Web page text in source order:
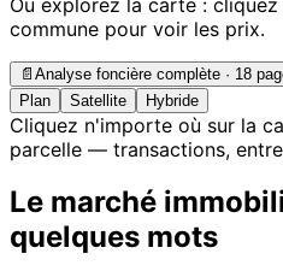
commune pour voir les prix.
📄 Analyse foncière complète · 18
Plan
Satellite Hybride
Cliquez n'importe où sur la
parcelle — transactions,
Le marché
quelques mots